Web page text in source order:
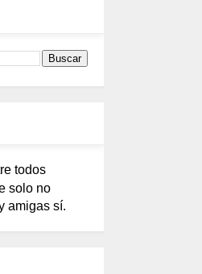
todos
solo no
amigas sí.